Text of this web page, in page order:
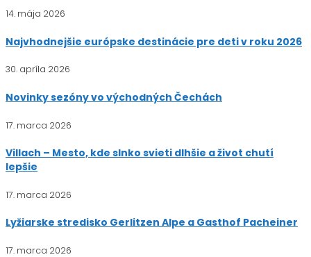
14. mája 2026
Najvhodnejšie európske destinácie pre deti v roku 2026
30. apríla 2026
Novinky sezóny vo východných Čechách
17. marca 2026
Villach – Mesto, kde slnko svieti dlhšie a život chutí
lepšie
17. marca 2026
Lyžiarske stredisko Gerlitzen Alpe a Gasthof Pacheiner
17. marca 2026